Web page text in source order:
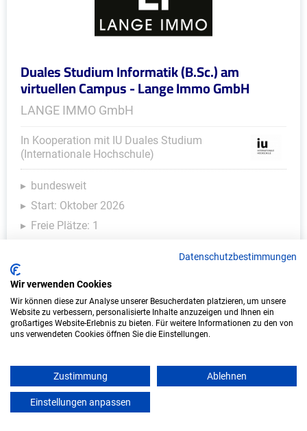
Duales Studium Informatik (B.Sc.) am
virtuellen Campus - Lange Immo GmbH
LANGE IMMO GmbH
In Kooperation mit IU Duales Studium
(Internationale Hochschule)
bundesweit
Start: Oktober 2026
Freie Plätze: 1
Weitere Ausbildungsplätze
KFZ - Ausbildungsplätze
Datenschutzbestimmungen
Wir verwenden Cookies
Wir können diese zur Analyse unserer Besucherdaten platzieren, um unsere
Website zu verbessern, personalisierte Inhalte anzuzeigen und Ihnen ein
großartiges Website-Erlebnis zu bieten. Für weitere Informationen zu den von
uns verwendeten Cookies öffnen Sie die Einstellungen.
Zustimmung Ablehnen
Einstellungen anpassen